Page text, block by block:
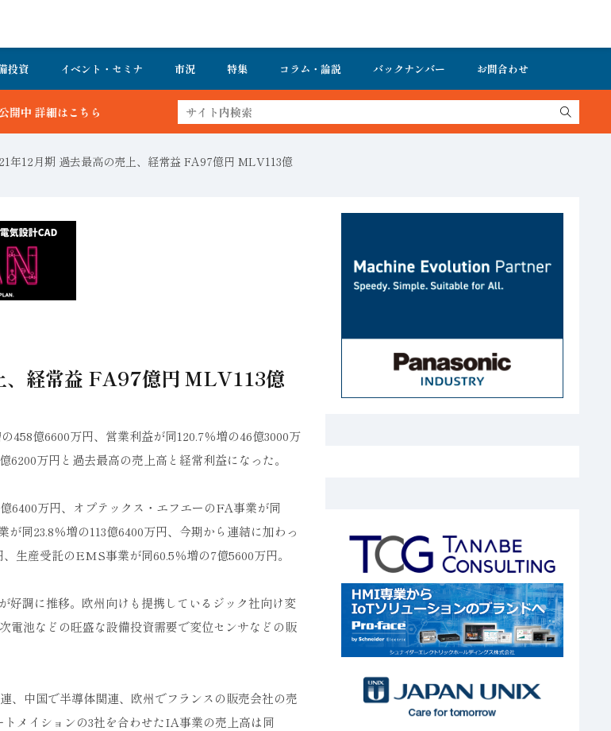
投資 イベント・セミナ 市況 特集 コラム・論説 バックナンバー お問合わせ
年12月期 過去最高の売上、経常益 FA97億円 MLV113億
経常益 FA97億円 MLV113億
458億6600万円、営業利益が同120.7％増の46億3000万
6200万円と過去最高の売上高と経常利益になった。
6400万円、オプテックス・エフエーのFA事業が同
同23.8％増の113億6400万円、今期から連結に加わっ
生産受託のEMS事業が同60.5％増の7億5600万円。
調に推移。欧州向けも提携しているジック社向け変
電池などの旺盛な設備投資需要で変位センサなどの販
中国で半導体関連、欧州でフランスの販売会社の売
メイションの3社を合わせたIA事業の売上高は同